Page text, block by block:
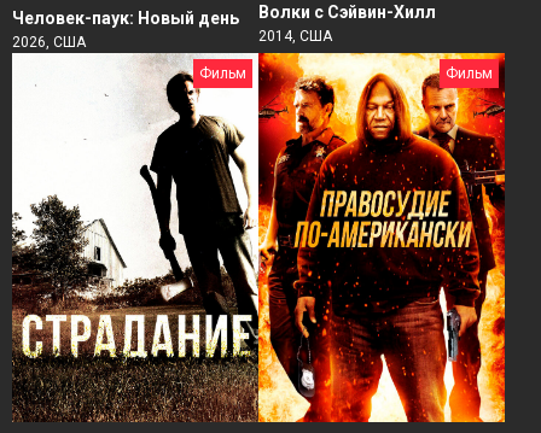
Человек-паук: Новый день
2026, США
Волки с Сэйвин-Хилл
2014, США
Фильм Фильм